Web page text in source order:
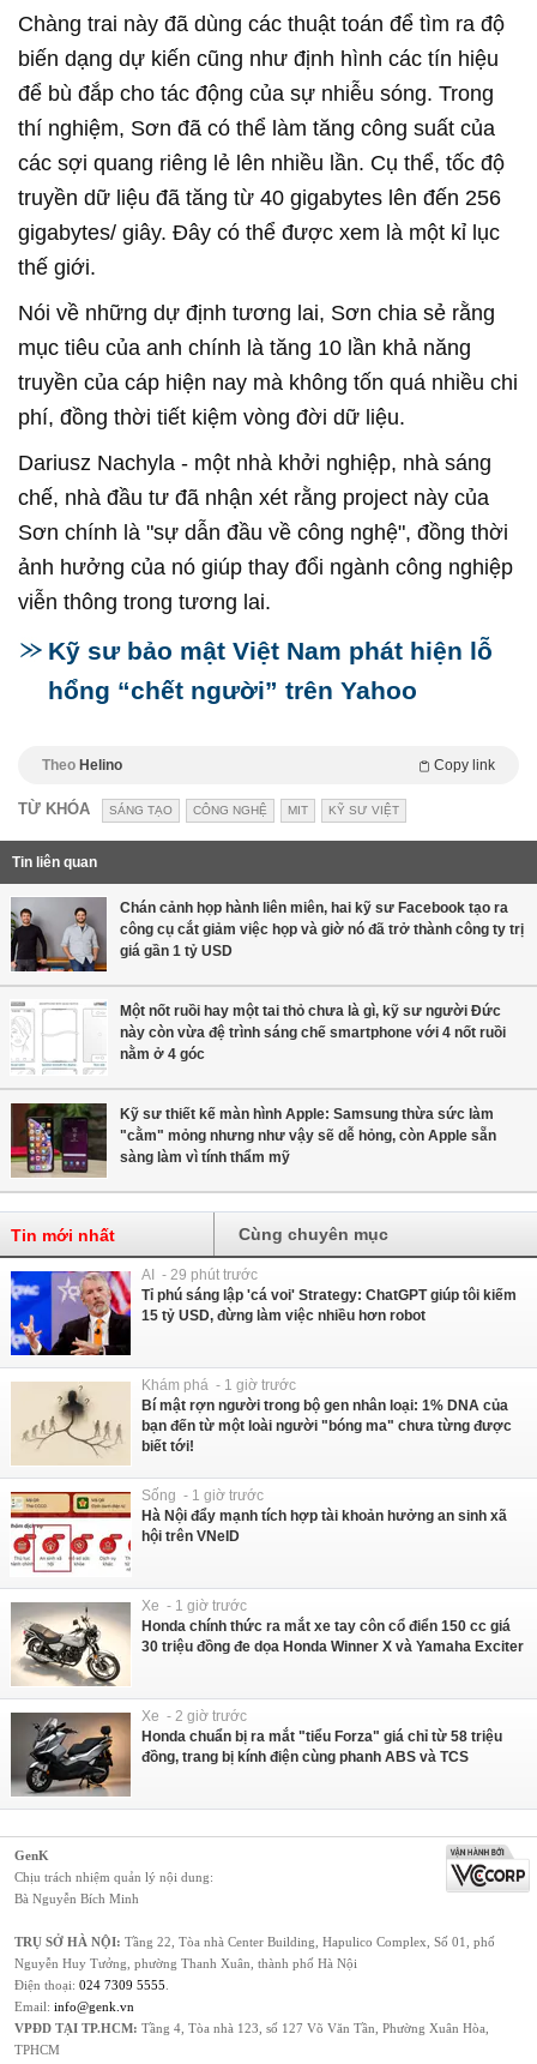
Chàng trai này đã dùng các thuật toán để tìm ra độ
biến dạng dự kiến cũng như định hình các tín hiệu
để bù đắp cho tác động của sự nhiễu sóng. Trong
thí nghiệm, Sơn đã có thể làm tăng công suất của
các sợi quang riêng lẻ lên nhiều lần. Cụ thể, tốc độ
truyền dữ liệu đã tăng từ 40 gigabytes lên đến 256
gigabytes/ giây. Đây có thể được xem là một kỉ lục
thế giới.
Nói về những dự định tương lai, Sơn chia sẻ rằng
mục tiêu của anh chính là tăng 10 lần khả năng
truyền của cáp hiện nay mà không tốn quá nhiều chi
phí, đồng thời tiết kiệm vòng đời dữ liệu.
Dariusz Nachyla - một nhà khởi nghiệp, nhà sáng
chế, nhà đầu tư đã nhận xét rằng project này của
Sơn chính là "sự dẫn đầu về công nghệ", đồng thời
ảnh hưởng của nó giúp thay đổi ngành công nghiệp
viễn thông trong tương lai.
Kỹ sư bảo mật Việt Nam phát hiện lỗ
hổng “chết người” trên Yahoo
Theo Helino Copy link
TỪ KHÓA SÁNG TẠO CÔNG NGHỆ MIT KỸ SƯ VIỆT
Tin liên quan
Chán cảnh họp hành liên miên, hai kỹ sư Facebook tạo ra
công cụ cắt giảm việc họp và giờ nó đã trở thành công ty trị
giá gần 1 tỷ USD
Một nốt ruồi hay một tai thỏ chưa là gì, kỹ sư người Đức
này còn vừa đệ trình sáng chế smartphone với 4 nốt ruồi
nằm ở 4 góc
Kỹ sư thiết kế màn hình Apple: Samsung thừa sức làm
"cằm" mỏng nhưng như vậy sẽ dễ hỏng, còn Apple sẵn
sàng làm vì tính thẩm mỹ
Tin mới nhất Cùng chuyên mục
AI - 29 phút trước
Tỉ phú sáng lập 'cá voi' Strategy: ChatGPT giúp tôi kiếm
15 tỷ USD, đừng làm việc nhiều hơn robot
Khám phá - 1 giờ trước
Bí mật rợn người trong bộ gen nhân loại: 1% DNA của
bạn đến từ một loài người "bóng ma" chưa từng được
biết tới!
Sống - 1 giờ trước
Hà Nội đẩy mạnh tích hợp tài khoản hưởng an sinh xã
hội trên VNeID
Xe - 1 giờ trước
Honda chính thức ra mắt xe tay côn cổ điển 150 cc giá
30 triệu đồng đe dọa Honda Winner X và Yamaha Exciter
Xe - 2 giờ trước
Honda chuẩn bị ra mắt "tiểu Forza" giá chỉ từ 58 triệu
đồng, trang bị kính điện cùng phanh ABS và TCS
GenK
Chịu trách nhiệm quản lý nội dung:
Bà Nguyễn Bích Minh
TRỤ SỞ HÀ NỘI: Tầng 22, Tòa nhà Center Building, Hapulico Complex, Số 01, phố
Nguyễn Huy Tưởng, phường Thanh Xuân, thành phố Hà Nội
Điện thoại: 024 7309 5555
Email: info@genk.vn
VPĐD TẠI TP.HCM: Tầng 4, Tòa nhà 123, số 127 Võ Văn Tần, Phường Xuân Hòa,
TPHCM